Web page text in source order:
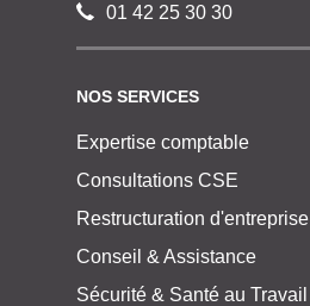
01 42 25 30 30
NOS SERVICES
Expertise comptable
Consultations CSE
Restructuration d'entreprise
Conseil & Assistance
Sécurité & Santé au Travail